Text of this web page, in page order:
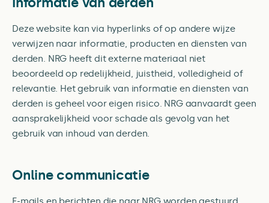
Deze website kan via hyperlinks of op andere wijze
verwijzen naar informatie, producten en diensten van
derden. NRG heeft dit externe materiaal niet
beoordeeld op redelijkheid, juistheid, volledigheid of
relevantie. Het gebruik van informatie en diensten van
derden is geheel voor eigen risico. NRG aanvaardt geen
aansprakelijkheid voor schade als gevolg van het
gebruik van inhoud van derden.
Online communicatie